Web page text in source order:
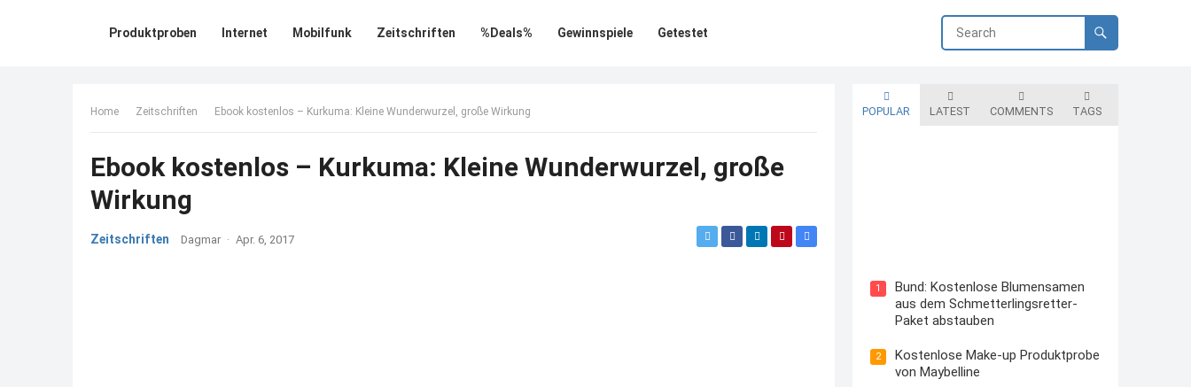
Produktproben Internet Mobilfunk Zeitschriften %Deals% Gewinnspiele Getestet
Home Zeitschriften Ebook kostenlos – Kurkuma: Kleine Wunderwurzel, große Wirkung
Ebook kostenlos – Kurkuma: Kleine Wunderwurzel, große
Wirkung
Zeitschriften Dagmar · Apr. 6, 2017
POPULAR LATEST COMMENTS TAGS
1
Bund: Kostenlose Blumensamen
aus dem Schmetterlingsretter-
Paket abstauben
2
Kostenlose Make-up Produktprobe
von Maybelline